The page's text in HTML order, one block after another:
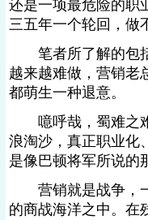
还是一项最危险的职
三五年一个轮回，做
笔者所了解的包括
越来越难做，营销老
都萌生一种退意。
噫呼哉，蜀难之难
浪淘沙，真正职业化
是像巴顿将军所说的
营销就是战争，一
的商战海洋之中。在